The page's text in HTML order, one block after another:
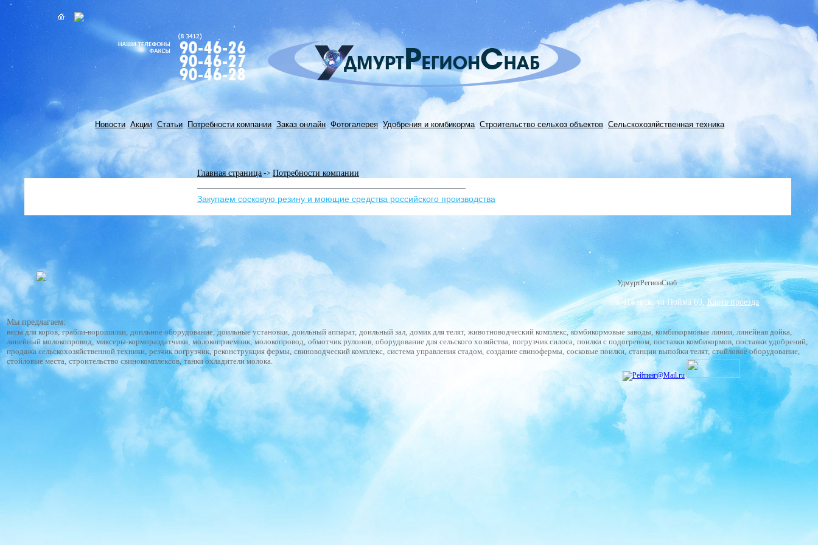
Новости Акции Статьи Потребности компании Заказ онлайн Фотогалерея Удобрения и комбикорма Строительство сельхоз объектов Сельскохозяйственная техника
Главная страница -> Потребности компании
Закупаем сосковую резину и моющие средства российского производства
УдмуртРегионСнаб
г. Ижевск, ул Пойма 69, Карта проезда
Мы предлагаем:
весы для коров, грабли-ворошилки, доильное оборудование, доильные установки, доильный аппарат, доильный зал, домик для телят, животноводческий комплекс, комбикормовые заводы, комбикормовые линии, линейная дойка,
линейный молокопровод, миксеры-кормораздатчики, молокоприемник, молокопровод, обмотчик рулонов, оборудование для сельского хозяйства, погрузчик силоса, поилки с подогревом, поставки комбикормов, поставки удобрений,
продажа сельскохозяйственной техники, резчик погрузчик, реконструкция фермы, свиноводческий комплекс, система управления стадом, создание свинофермы, сосковые поилки, станции выпойки телят, стойловое оборудование,
стойловые места, строительство свинокомплексов, танки охладители молока.